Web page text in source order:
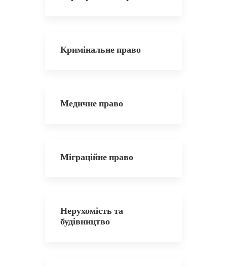
Кримінальне право
Медичне право
Міграційне право
Нерухомість та
будівництво